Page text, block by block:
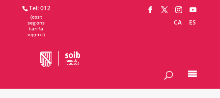
Tel: 012
CA
ES